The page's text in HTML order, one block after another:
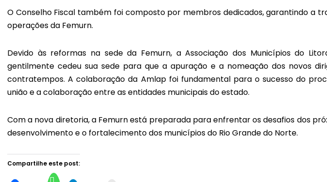
O Conselho Fiscal também foi composto por membros dedicados, garantindo a
operações da Femurn.
Devido às reformas na sede da Femurn, a Associação dos Municípios do
gentilmente cedeu sua sede para que a apuração e a nomeação dos novos
contratempos. A colaboração da Amlap foi fundamental para o sucesso do
união e a colaboração entre as entidades municipais do estado.
Com a nova diretoria, a Femurn está preparada para enfrentar os desafios dos
desenvolvimento e o fortalecimento dos municípios do Rio Grande do Norte.
Compartilhe este post: